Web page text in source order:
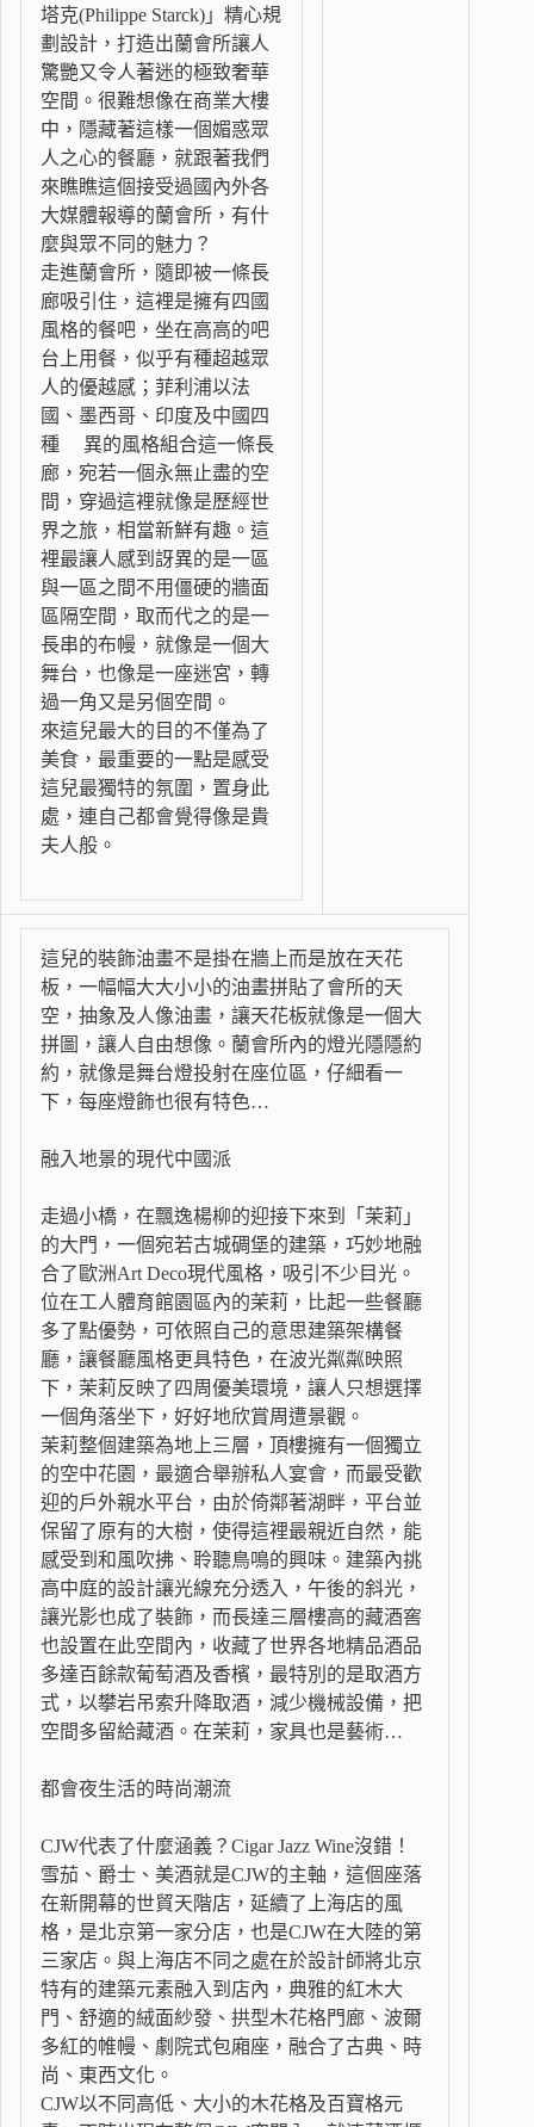
塔克(Philippe Starck)」精心規
劃設計，打造出蘭會所讓人
驚艷又令人著迷的極致奢華
空間。很難想像在商業大樓
中，隱藏著這樣一個媚惑眾
人之心的餐廳，就跟著我們
來瞧瞧這個接受過國內外各
大媒體報導的蘭會所，有什
麼與眾不同的魅力？
走進蘭會所，隨即被一條長
廊吸引住，這裡是擁有四國
風格的餐吧，坐在高高的吧
台上用餐，似乎有種超越眾
人的優越感；菲利浦以法
國、墨西哥、印度及中國四
種 異的風格組合這一條長
廊，宛若一個永無止盡的空
間，穿過這裡就像是歷經世
界之旅，相當新鮮有趣。這
裡最讓人感到訝異的是一區
與一區之間不用僵硬的牆面
區隔空間，取而代之的是一
長串的布幔，就像是一個大
舞台，也像是一座迷宮，轉
過一角又是另個空間。
來這兒最大的目的不僅為了
美食，最重要的一點是感受
這兒最獨特的氛圍，置身此
處，連自己都會覺得像是貴
夫人般。
這兒的裝飾油畫不是掛在牆上而是放在天花
板，一幅幅大大小小的油畫拼貼了會所的天
空，抽象及人像油畫，讓天花板就像是一個大
拼圖，讓人自由想像。蘭會所內的燈光隱隱約
約，就像是舞台燈投射在座位區，仔細看一
下，每座燈飾也很有特色…
融入地景的現代中國派
走過小橋，在飄逸楊柳的迎接下來到「茉莉」
的大門，一個宛若古城碉堡的建築，巧妙地融
合了歐洲Art Deco現代風格，吸引不少目光。
位在工人體育館園區內的茉莉，比起一些餐廳
多了點優勢，可依照自己的意思建築架構餐
廳，讓餐廳風格更具特色，在波光粼粼映照
下，茉莉反映了四周優美環境，讓人只想選擇
一個角落坐下，好好地欣賞周遭景觀。
茉莉整個建築為地上三層，頂樓擁有一個獨立
的空中花園，最適合舉辦私人宴會，而最受歡
迎的戶外親水平台，由於倚鄰著湖畔，平台並
保留了原有的大樹，使得這裡最親近自然，能
感受到和風吹拂、聆聽鳥鳴的興味。建築內挑
高中庭的設計讓光線充分透入，午後的斜光，
讓光影也成了裝飾，而長達三層樓高的藏酒窖
也設置在此空間內，收藏了世界各地精品酒品
多達百餘款葡萄酒及香檳，最特別的是取酒方
式，以攀岩吊索升降取酒，減少機械設備，把
空間多留給藏酒。在茉莉，家具也是藝術…
都會夜生活的時尚潮流
CJW代表了什麼涵義？Cigar Jazz Wine沒錯！
雪茄、爵士、美酒就是CJW的主軸，這個座落
在新開幕的世貿天階店，延續了上海店的風
格，是北京第一家分店，也是CJW在大陸的第
三家店。與上海店不同之處在於設計師將北京
特有的建築元素融入到店內，典雅的紅木大
門、舒適的絨面紗發、拱型木花格門廊、波爾
多紅的帷幔、劇院式包廂座，融合了古典、時
尚、東西文化。
CJW以不同高低、大小的木花格及百寶格元